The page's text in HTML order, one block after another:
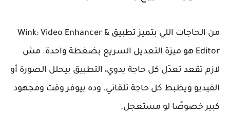
من الحاجات اللي بتميز تطبيق Wink: Video Enhancer &
Editor هو ميزة التعديل السريع بضغطة واحدة. مش
لازم تقعد تعدّل كل حاجة يدوي، التطبيق بيحلل الصورة أو
الفيديو ويظبط كل حاجة تلقائي. وده بيوفر وقت ومجهود
كبير خصوصًا لو مستعجل.